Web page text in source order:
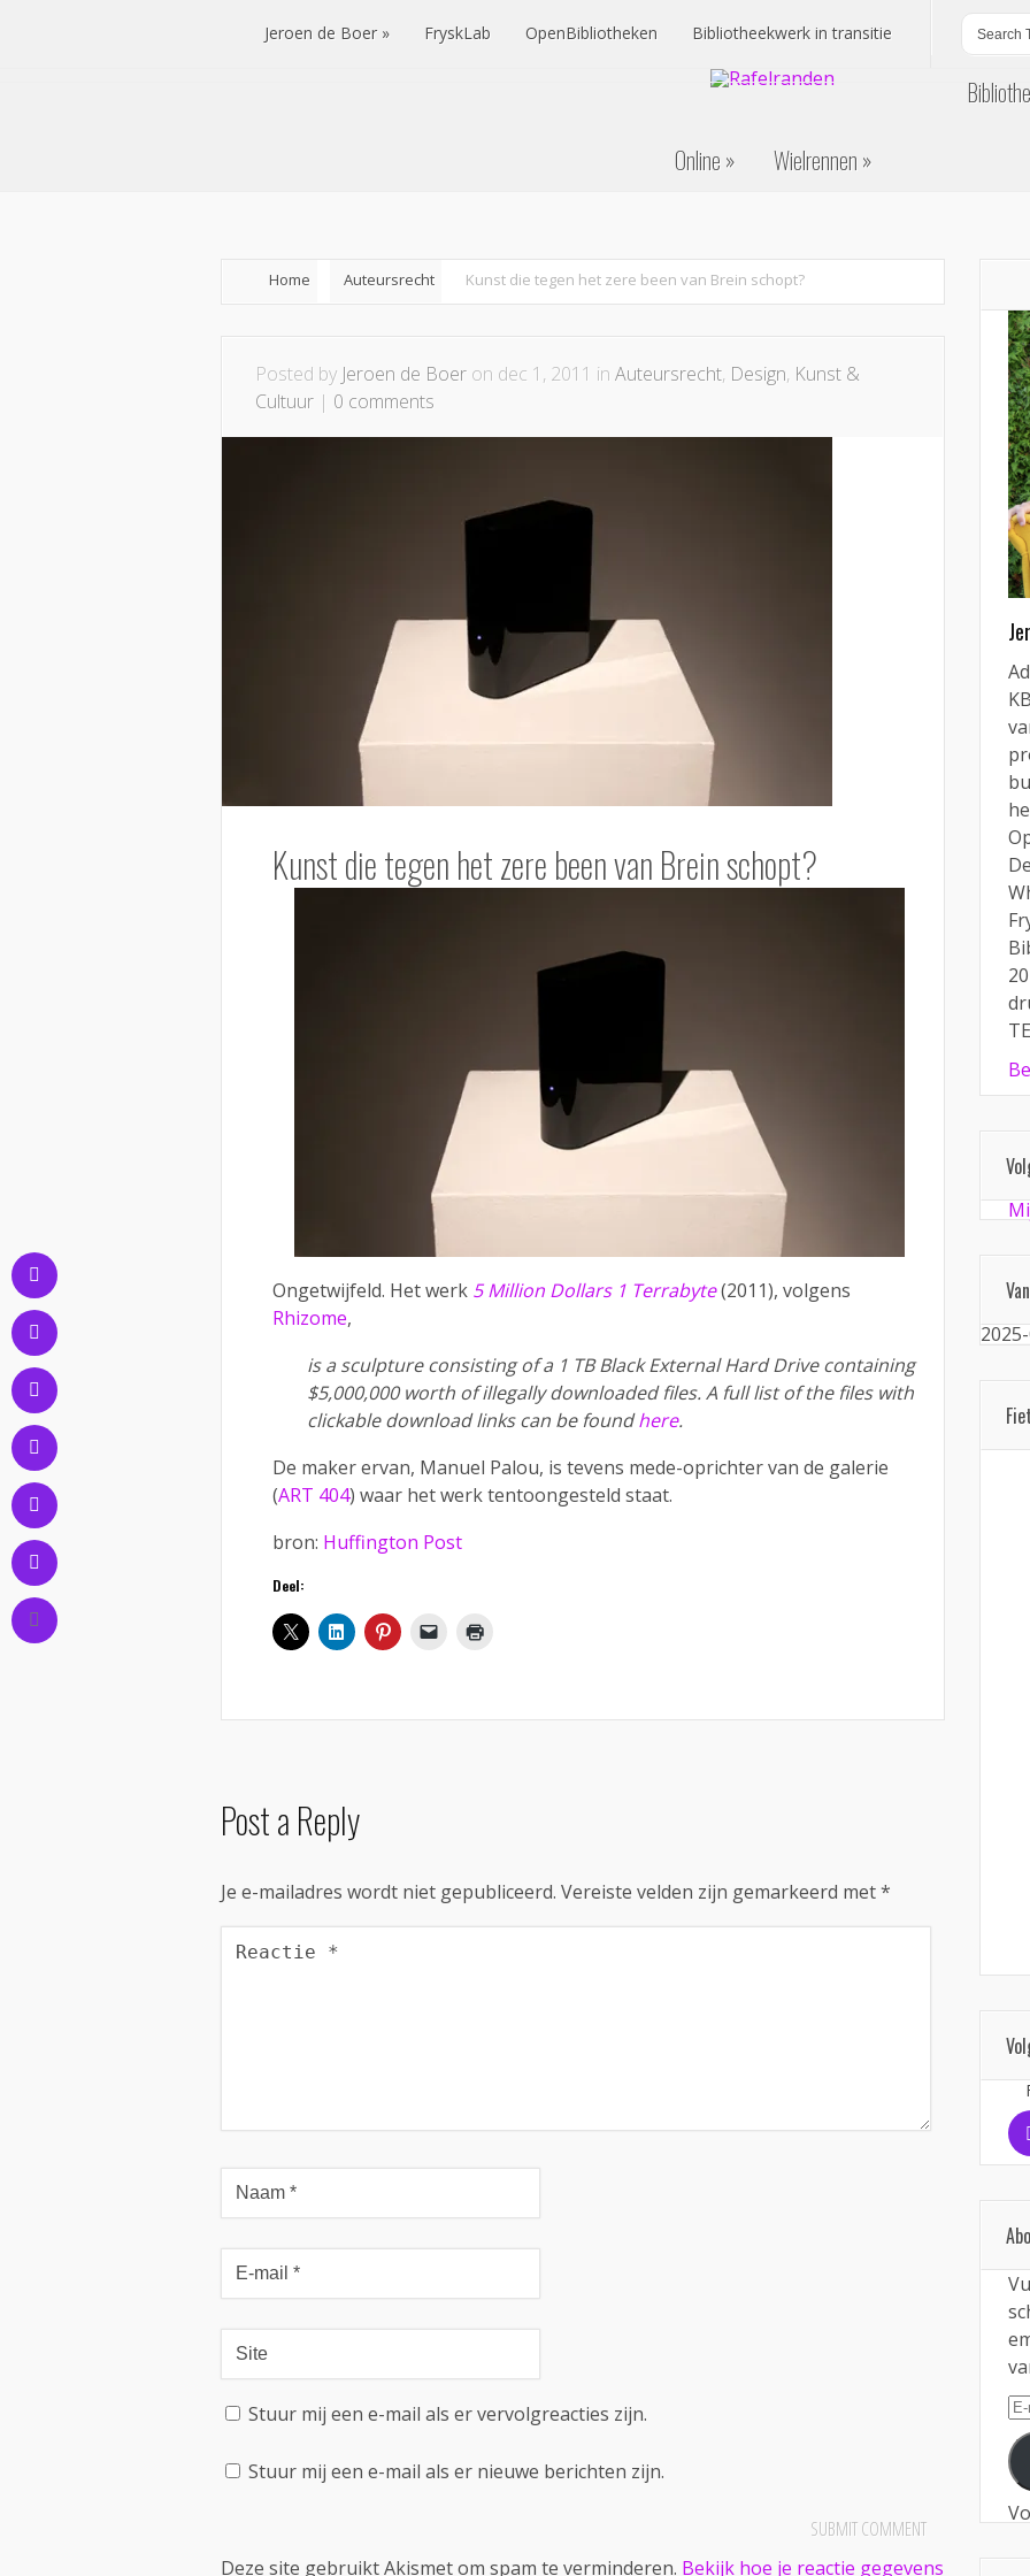
Jeroen de Boer FryskLab OpenBibliotheken Bibliotheekwerk in transitie
Online Wielrennen
Home Auteursrecht Kunst die tegen het zere been van Brein schopt?
Posted by Jeroen de Boer on dec 1, 2011 in Auteursrecht, Design, Kunst &
Cultuur | 0 comments
Kunst die tegen het zere been van Brein schopt?
Ongetwijfeld. Het werk 5 Million Dollars 1 Terrabyte(2011), volgens
Rhizome,
is a sculpture consisting of a 1 TB Black External Hard Drive containing
$5,000,000 worth of illegally downloaded files. A full list of the files with
clickable download links can be foundhere.
De maker ervan, Manuel Palou, is tevens mede-oprichter van de galerie
(ART 404) waar het werk tentoongesteld staat.
bron: Huffington Post
Deel:
Post a Reply
Je e-mailadres wordt niet gepubliceerd. Vereiste velden zijn gemarkeerd met*
Stuur mij een e-mail als er vervolgreacties zijn.
Stuur mij een e-mail als er nieuwe berichten zijn.
Deze site gebruikt Akismet om spam te verminderen. Bekijk hoe je reactie gegevens
E-